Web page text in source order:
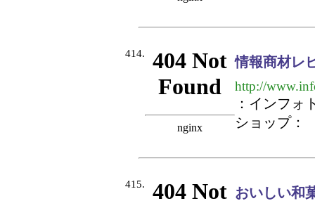
414.
情報商材レ
http://
：インフォ
ショップ：
415.
おいしい和